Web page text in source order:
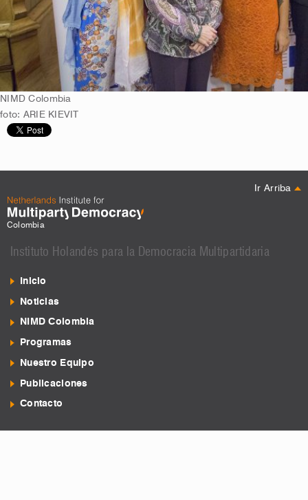
NIMD Colombia
foto: ARIE KIEVIT
Ir Arriba
Colombia
Instituto Holandés para la Democracia Multipartidaria
Inicio
Noticias
NIMD Colombia
Programas
Nuestro Equipo
Publicaciones
Contacto